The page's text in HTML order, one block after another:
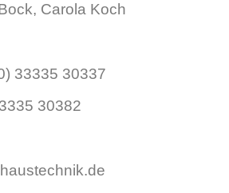
Carola Koch
33335 30337
30382